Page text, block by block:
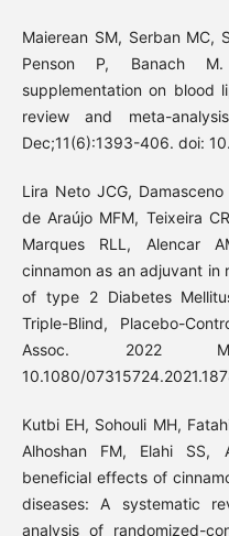
Maierean SM, Serban MC,
Penson P, Banach
supplementation on blood
review and meta-
Dec;11(6):1393-406. doi:
Lira Neto JCG,
de Araújo MFM, Teixeira
Marques RLL, Alencar
cinnamon as an adjuvant
of type 2 Diabetes
Triple-Blind, Placebo-
Assoc. 2022 Mar-
10.1080/
Kutbi EH, Sohouli MH,
Alhoshan FM, Elahi SS,
beneficial effects of
diseases: A systematic
analysis of randomized-